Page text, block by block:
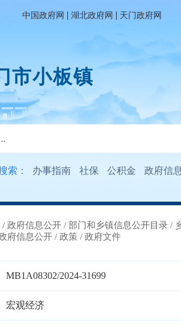
中国政府网 | 湖北政府网 | 天门政府网
市小板镇
索： 办事指南 社保 公积金 政府信
/ 政府信息公开 / 部门和乡镇信息公开目录 /
府信息公开 / 政策 / 政府文件
MB1A08302/2024-31699
宏观经济